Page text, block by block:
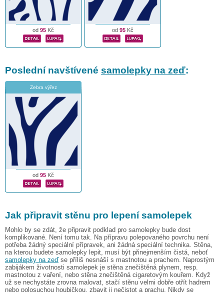
od 95 Kč od 95 Kč
Poslední navštívené samolepky na zeď:
Zebra výřez
od 95 Kč
Jak připravit stěnu pro lepení samolepek
Mohlo by se zdát, že připravit podklad pro samolepky bude dost
komplikované. Není tomu tak. Na přípravu polepovaného povrchu není
potřeba žádný speciální přípravek, ani žádná speciální technika. Stěna,
na kterou budete samolepky lepit, musí být přinejmenším čistá, neboť
samolepky na zeďse příliš nesnáší s mastnotou a prachem. Naprostým
zabijákem životnosti samolepek je stěna znečištěná plynem, resp.
mastnotou z vaření, nebo stěna znečištěná cigaretovým kouřem. Když
už se nechystáte zrovna malovat, stačí stěnu velmi dobře otřít hadrem
nebo polosuchou houbičkou, zbavit ji nečistot a prachu. Nikdy se